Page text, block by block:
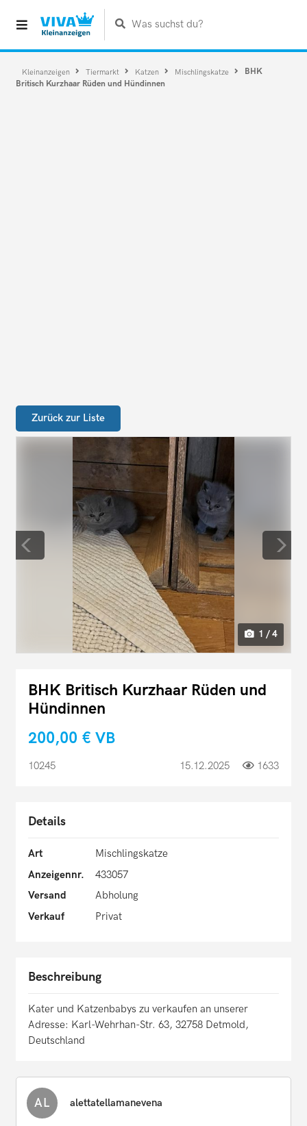
Was suchst du?
Kleinanzeigen Tiermarkt Katzen Mischlingskatze
BHK
Britisch Kurzhaar Rüden und Hündinnen
Zurück zur Liste
1 / 4
BHK Britisch Kurzhaar Rüden und
Hündinnen
200,00 € VB
10245 15.12.2025 1633
Details
Art
Mischlingskatze
Anzeigennr.
433057
Versand
Abholung
Verkauf
Privat
Beschreibung
Kater und Katzenbabys zu verkaufen an unserer
Adresse: Karl-Wehrhan-Str. 63, 32758 Detmold,
Deutschland
AL alettatellamanevena